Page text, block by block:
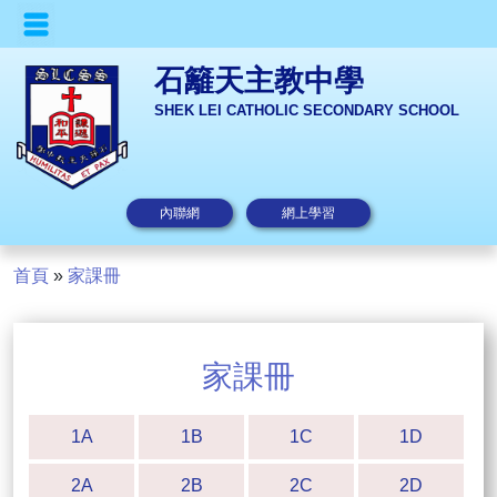
石籬天主教中學
SHEK LEI CATHOLIC SECONDARY SCHOOL
內聯網 網上學習
首頁 » 家課冊
家課冊
1A 1B 1C 1D
2A 2B 2C 2D